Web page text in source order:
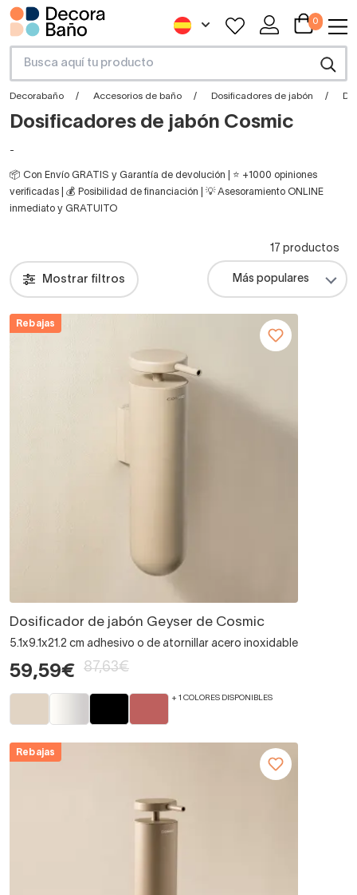
0
Decorabaño Accesorios de baño Dosificadores de jabón
Dosificadores de jabón Cosmic
-
📦 Con Envío GRATIS y Garantía de devolución | ⭐ +1000 opiniones
verificadas | 💰 Posibilidad de financiación | 💡 Asesoramiento ONLINE
inmediato y GRATUITO
Mostrar filtros
17 productos
Rebajas
Dosificador de jabón Geyser de Cosmic
5.1x9.1x21.2 cm adhesivo o de atornillar acero inoxidable
59,59€ 87,63€
+ 1 COLORES DISPONIBLES
Rebajas